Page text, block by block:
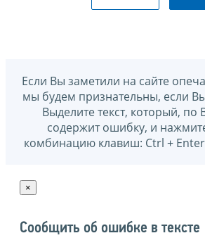
Если Вы заметили на сайте
мы будем признательны, если
Выделите текст, который,
содержит ошибку, и
комбинацию клавиш: Ctrl +
×
Сообщить об ошибке в тексте